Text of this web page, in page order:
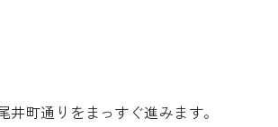
町通りをまっすぐ進みます。